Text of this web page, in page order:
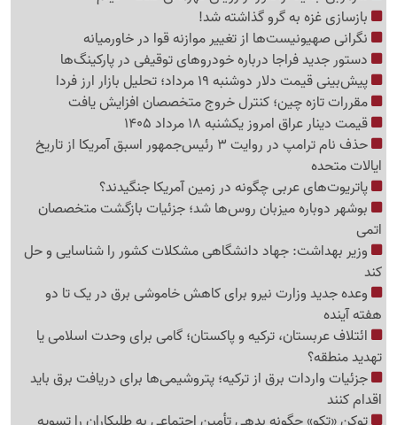
بازسازی غزه به گرو گذاشته شد!
نگرانی صهیونیست‌ها از تغییر موازنه قوا در خاورمیانه
دستور جدید فراجا درباره خودروهای توقیفی در پارکینگ‌ها
پیش‌بینی قیمت دلار دوشنبه 19 مرداد؛ تحلیل بازار ارز فردا
مقررات تازه چین؛ کنترل خروج متخصصان افزایش یافت
قیمت دینار عراق امروز یکشنبه 18 مرداد 1405
حذف نام ترامپ در روایت 3 رئیس‌جمهور اسبق آمریکا از تاریخ
ایالات متحده
پاتریوت‌های عربی چگونه در زمین آمریکا جنگیدند؟
بوشهر دوباره میزبان روس‌ها شد؛ جزئیات بازگشت متخصصان
اتمی
وزیر بهداشت: جهاد دانشگاهی مشکلات کشور را شناسایی و حل
کند
وعده جدید وزارت نیرو برای کاهش خاموشی برق در یک تا دو
هفته آینده
ائتلاف عربستان، ترکیه و پاکستان؛ گامی برای وحدت اسلامی یا
تهدید منطقه؟
جزئیات واردات برق از ترکیه؛ پتروشیمی‌ها برای دریافت برق باید
اقدام کنند